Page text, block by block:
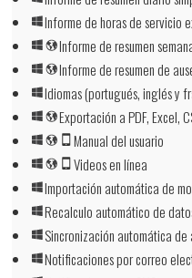
Informe de horas de servicio
Informe de resumen
Informe de resumen de
Idiomas (portugués, inglés y
Exportación a PDF, Excel,
Manual del usuario
Videos en línea
Importación automática de
Recalculo automático de
Sincronización automática
Notificaciones por correo